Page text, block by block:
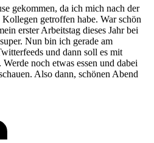
gekommen, da ich mich nach der
getroffen habe. War schön
erster Arbeitstag dieses Jahr bei
Nun bin ich gerade am
und dann soll es mit
noch etwas essen und dabei
Also dann, schönen Abend